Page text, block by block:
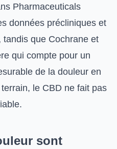
Pharmaceuticals
données précliniques et
que Cochrane et
qui compte pour un
de la douleur en
le CBD ne fait pas
sont